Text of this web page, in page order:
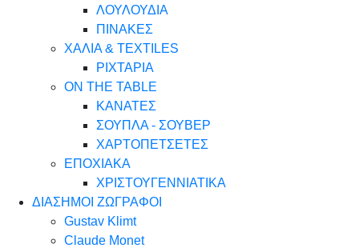
ΛΟΥΛΟΥΔΙΑ
ΠΙΝΑΚΕΣ
ΧΑΛΙΑ & TEXTILES
ΡΙΧΤΑΡΙΑ
ON THE TABLE
ΚΑΝΑΤΕΣ
ΣΟΥΠΛΑ - ΣΟΥΒΕΡ
ΧΑΡΤΟΠΕΤΣΕΤΕΣ
ΕΠΟΧΙΑΚΑ
ΧΡΙΣΤΟΥΓΕΝΝΙΑΤΙΚΑ
ΔΙΑΣΗΜΟΙ ΖΩΓΡΑΦΟΙ
Gustav Klimt
Claude Monet